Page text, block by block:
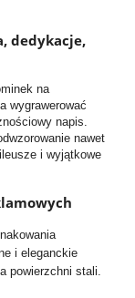
dedykacje,
na
wygrawerować
napis.
nawet
i wyjątkowe
i eleganckie
powierzchni stali.